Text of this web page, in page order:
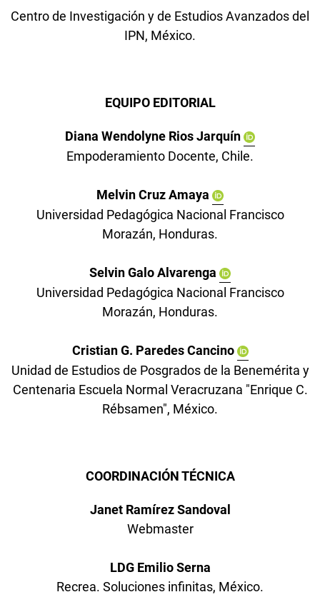
Centro de Investigación y de Estudios Avanzados del
IPN, México.
EQUIPO EDITORIAL
Diana Wendolyne Rios Jarquín
Empoderamiento Docente, Chile.
Melvin Cruz Amaya
Universidad Pedagógica Nacional Francisco
Morazán, Honduras.
Selvin Galo Alvarenga
Universidad Pedagógica Nacional Francisco
Morazán, Honduras.
Cristian G. Paredes Cancino
Unidad de Estudios de Posgrados de la Benemérita y
Centenaria Escuela Normal Veracruzana "Enrique C.
Rébsamen", México.
COORDINACIÓN TÉCNICA
Janet Ramírez Sandoval
Webmaster
LDG Emilio Serna
Recrea. Soluciones infinitas, México.